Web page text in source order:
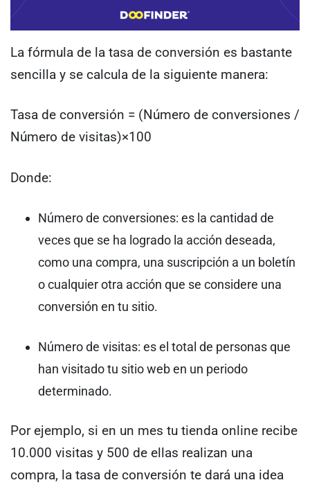
La fórmula de la tasa de conversión es bastante
sencilla y se calcula de la siguiente manera:
Tasa de conversión = (Número de conversiones /
Número de visitas)×100
Donde:
Número de conversiones: es la cantidad de
veces que se ha logrado la acción deseada,
como una compra, una suscripción a un boletín
o cualquier otra acción que se considere una
conversión en tu sitio.
Número de visitas: es el total de personas que
han visitado tu sitio web en un periodo
determinado.
Por ejemplo, si en un mes tu tienda online recibe
10.000 visitas y 500 de ellas realizan una
compra, la tasa de conversión te dará una idea